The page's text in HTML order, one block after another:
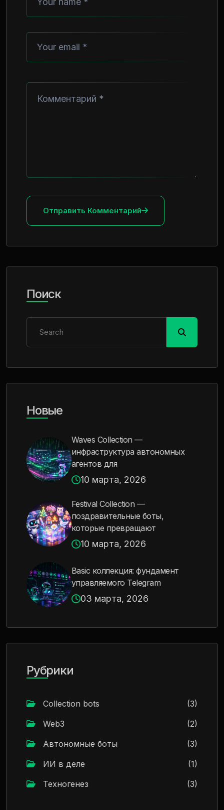
Отправить Комментарий
Поиск
Новые
Waves Collection —
инфраструктура автономных
агентов для
10 марта, 2026
Festival Collection —
поздравительные боты,
которые превращают
10 марта, 2026
Basic коллекция: фундамент
управляемого Telegram
03 марта, 2026
Рубрики
Collection bots
(3)
Web3
(2)
Автономные боты
(3)
ИИ в деле
(1)
Техногенез
(3)